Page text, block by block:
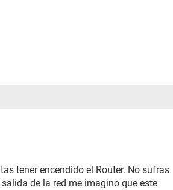
tener encendido el Router. No sufras
de la red me imagino que este